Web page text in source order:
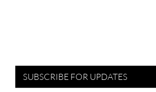
SUBSCRIBE FOR UPDATES